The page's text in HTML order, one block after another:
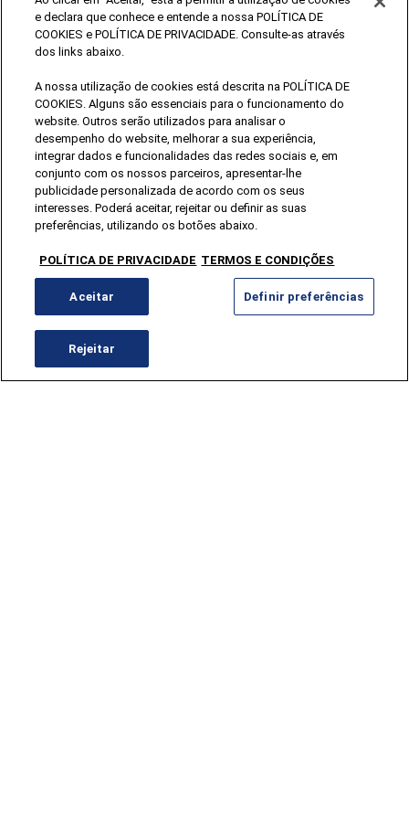
CONTACTAR
+351 231 937 910
*Chamada para a rede fixa nacional
geral@termasdeluso.pt
e declara que conhece e entende a nossa POLÍTICA DE
COOKIES e POLÍTICA DE PRIVACIDADE. Consulte-as através
dos links abaixo.
A nossa utilização de cookies está descrita na POLÍTICA DE
COOKIES. Alguns são essenciais para o funcionamento do
website. Outros serão utilizados para analisar o
desempenho do website, melhorar a sua experiência,
integrar dados e funcionalidades das redes sociais e, em
conjunto com os nossos parceiros, apresentar-lhe
publicidade personalizada de acordo com os seus
interesses. Poderá aceitar, rejeitar ou definir as suas
preferências, utilizando os botões abaixo.
POLÍTICA DE PRIVACIDADE TERMOS E CONDIÇÕES
Aceitar Definir preferências
Rejeitar